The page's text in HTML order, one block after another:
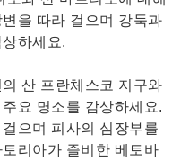
을 따라 걸으며 강둑과
하세요.
산 프란체스코 지구와
요 명소를 감상하세요.
으며 피사의 심장부를
리아가 즐비한 베토바